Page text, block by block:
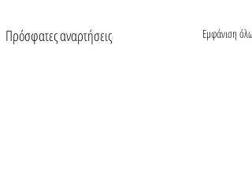
Πρόσφατες αναρτήσεις Εμφάνιση όλων